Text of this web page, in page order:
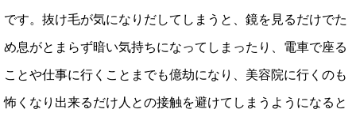
です。抜け毛が気になりだしてしまうと、鏡を見るだけでた
め息がとまらず暗い気持ちになってしまったり、電車で座る
ことや仕事に行くことまでも億劫になり、美容院に行くのも
怖くなり出来るだけ人との接触を避けてしまうようになると